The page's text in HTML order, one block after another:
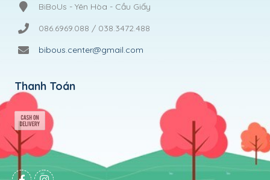
BiBoUs - Yên Hòa - Cầu Giấy
086.6969.088 / 038.3472.488
bibous.center@gmail.com
Thanh Toán